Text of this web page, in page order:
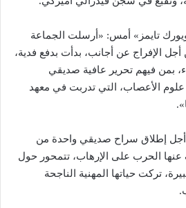
تايمز» أمس: «أرسلت الجماعة
أجل الإفراج عن أجانب، بدأت بدفع فدية،
بمن فيهم تحرير عافية صديقي
علوم الأعصاب، التي تدربت في معهد
أجل إطلاق سراح صديقي واحدة من
الحرب على الإرهاب، تتمحور حول
تركت حياتها المهنية الناجحة